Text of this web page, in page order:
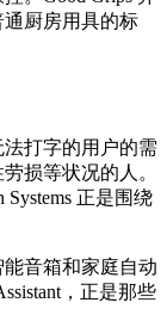
厨房用具的标
打字的用户的需
损等状况的人。
正是围绕
音箱和家庭自动
，正是那些